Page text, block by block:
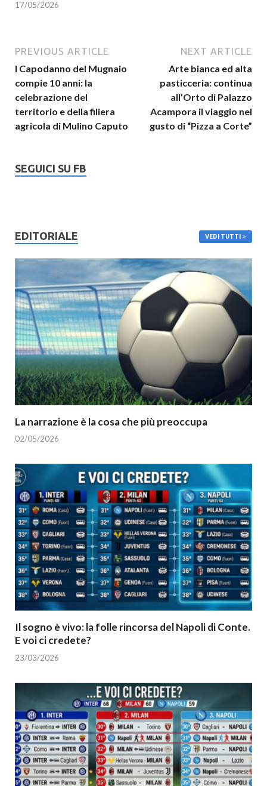
17/05/2026
PREVIOUS ARTICLE
l Capodanno del Mugnaio
compie 10 anni: la
celebrazione del
territorio e della filiera
agricola di Mulino Caputo
NEXT ARTICLE
Arte bianca ed alta
pasticceria: continua
all’Orto di Palazzo
Acampora il viaggio nel
gusto di “Pizza a Corte”
SEGUICI SU FB
EDITORIALE VEDI TUTTI
La narrazione è la cosa che più preoccupa
02/05/2026
Il sogno è vivo: la folle rincorsa del Napoli di Conte.
E voi ci credete?
23/03/2026